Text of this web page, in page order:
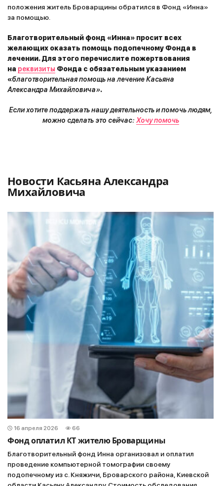
положения житель Броварщины обратился в Фонд «Инна»
за помощью.
Благотворительный фонд «Инна» просит всех
желающих оказать помощь подопечному Фонда в
лечении. Для этого перечислите пожертвования
на реквизиты Фонда с обязательным указанием
«благотворительная помощь на лечение Касьяна
Александра Михайловича».
Если хотите поддержать нашу деятельность и помочь людям,
можно сделать это сейчас: Хочу помочь
Новости Касьяна Александра
Михайловича
16 апреля 2026 66
Фонд оплатил КТ жителю Броварщины
Благотворительный фонд Инна организовал и оплатил
проведение компьютерной томографии своему
подопечному из с. Княжичи, Броварского района, Киевской